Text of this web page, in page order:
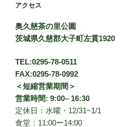
アクセス
奥久慈茶の里公園
茨城県久慈郡大子町左貫1920
TEL:0295-78-0511
FAX:0295-78-0992
＜短縮営業期間＞
営業時間: 9:00– 16:30
定休日：水曜・12/31~1/1
食堂：11:00ー14:00